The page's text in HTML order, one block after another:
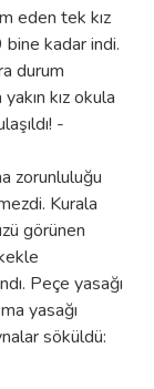
eden tek kız
bine kadar indi.
durum
kız okula
-
zorunluluğu
Kurala
görünen
Peçe yasağı
yasağı
söküldü: